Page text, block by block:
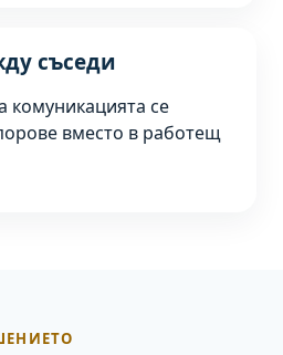
съседи
комуникацията се
вместо в работещ